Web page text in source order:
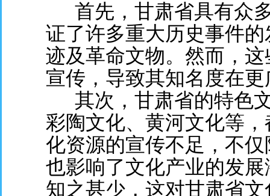
首先，甘肃省具有众
证了许多重大历史事件
迹及革命文物。然而，
宣传，导致其知名度在
其次，甘肃省的特色
彩陶文化、黄河文化等
化资源的宣传不足，不
也影响了文化产业的发
知之甚少，这对甘肃省